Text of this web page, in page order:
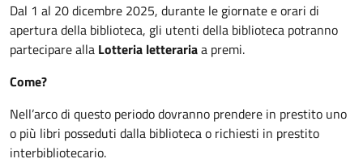
Dal 1 al 20 dicembre 2025, durante le giornate e orari di
apertura della biblioteca, gli utenti della biblioteca potranno
partecipare alla Lotteria letterariaa premi.
Come?
Nell’arco di questo periodo dovranno prendere in prestito uno
o più libri posseduti dalla biblioteca o richiesti in prestito
interbibliotecario.